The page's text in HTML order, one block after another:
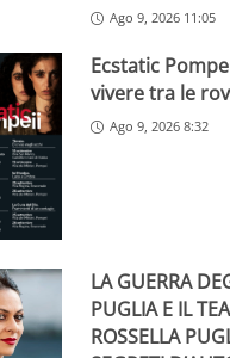
Ago 9, 2026 11:05
Ecstatic
vivere tra le
Ago 9, 2026 8:32
LA GUERRA
PUGLIA E IL
ROSSELLA